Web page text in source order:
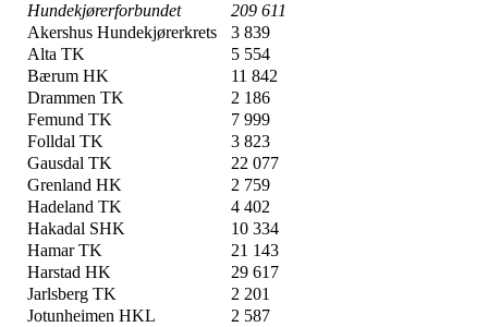
Hundekjørerforbundet
209 611
Akershus Hundekjørerkrets
3 839
Alta TK
5 554
Bærum HK
11 842
Drammen TK
2 186
Femund TK
7 999
Folldal TK
3 823
Gausdal TK
22 077
Grenland HK
2 759
Hadeland TK
4 402
Hakadal SHK
10 334
Hamar TK
21 143
Harstad HK
29 617
Jarlsberg TK
2 201
Jotunheimen HKL
2 587